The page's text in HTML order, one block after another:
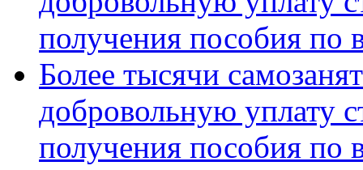
получения пособия по
Более тысячи
добровольную уплату
получения пособия по